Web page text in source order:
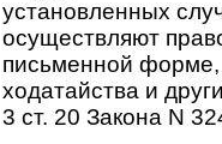
установленных
осуществляют
письменной форме,
ходатайства и
3 ст. 20 Закона N